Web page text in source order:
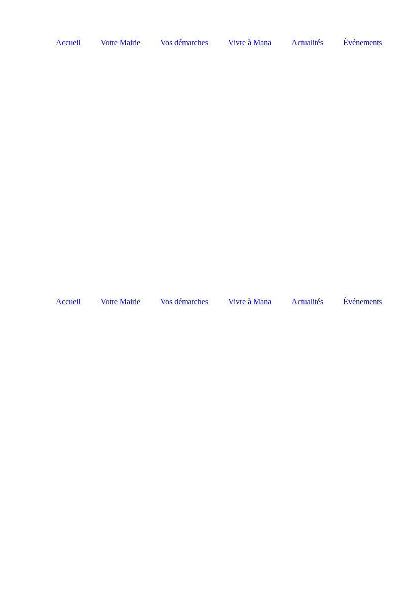
Accueil Votre Mairie Vos démarches Vivre à Mana Actualités Événements
Accueil Votre Mairie Vos démarches Vivre à Mana Actualités Événements